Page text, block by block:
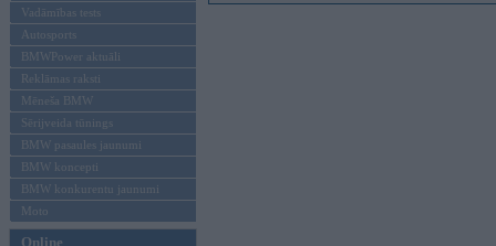
Vadāmības tests
Autosports
BMWPower aktuāli
Reklāmas raksti
Mēneša BMW
Sērijveida tūnings
BMW pasaules jaunumi
BMW koncepti
BMW konkurentu jaunumi
Moto
Online